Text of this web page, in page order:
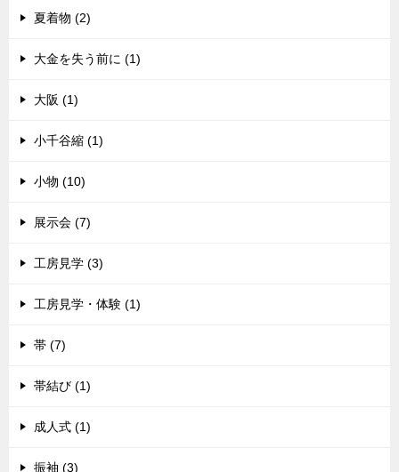
夏着物 (2)
大金を失う前に (1)
大阪 (1)
小千谷縮 (1)
小物 (10)
展示会 (7)
工房見学 (3)
工房見学・体験 (1)
帯 (7)
帯結び (1)
成人式 (1)
振袖 (3)